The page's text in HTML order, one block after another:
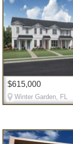
$615,000
Winter Garden, FL